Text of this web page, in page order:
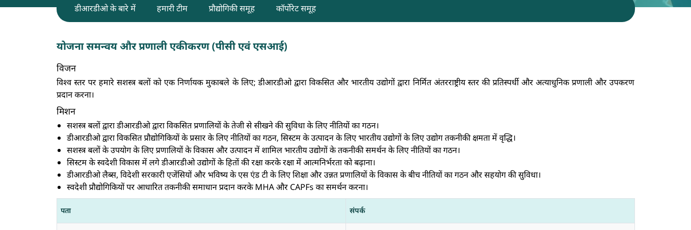
डीआरडीओ के बारे में हमारी टीम प्रौद्योगिकी समूह कॉर्पोरेट समूह
योजना समन्वय और प्रणाली एकीकरण (पीसी एवं एसआई)
विजन
विश्व स्तर पर हमारे सशस्त्र बलों को एक निर्णायक मुकाबले के लिए; डीआरडीओ द्वारा विकसित और भारतीय उद्योगों द्वारा निर्मित अंतरराष्ट्रीय स्तर की प्रतिस्पर्धी और अत्याधुनिक प्रणाली और उपकरण
प्रदान करना।
मिशन
सशस्त्र बलों द्वारा डीआरडीओ द्वारा विकसित प्रणालियों के तेजी से सीखने की सुविधा के लिए नीतियों का गठन।
डीआरडीओ द्वारा विकसित प्रौद्योगिकियों के प्रसार के लिए नीतियों का गठन, सिस्टम के उत्पादन के लिए भारतीय उद्योगों के लिए उद्योग तकनीकी क्षमता में वृद्धि।
सशस्त्र बलों के उपयोग के लिए प्रणालियों के विकास और उत्पादन में शामिल भारतीय उद्योगों के तकनीकी समर्थन के लिए नीतियों का गठन।
सिस्टम के स्वदेशी विकास में लगे डीआरडीओ उद्योगों के हितों की रक्षा करके रक्षा में आत्मनिर्भरता को बढ़ाना।
डीआरडीओ लैब्स, विदेशी सरकारी एजेंसियों और भविष्य के एस एंड टी के लिए शिक्षा और उन्नत प्रणालियों के विकास के बीच नीतियों का गठन और सहयोग की सुविधा।
स्वदेशी प्रौद्योगिकियों पर आधारित तकनीकी समाधान प्रदान करके MHA और CAPFs का समर्थन करना।
पता संपर्क